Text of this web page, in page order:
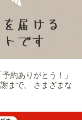
約ありがとう！」
まで。 さまざまな